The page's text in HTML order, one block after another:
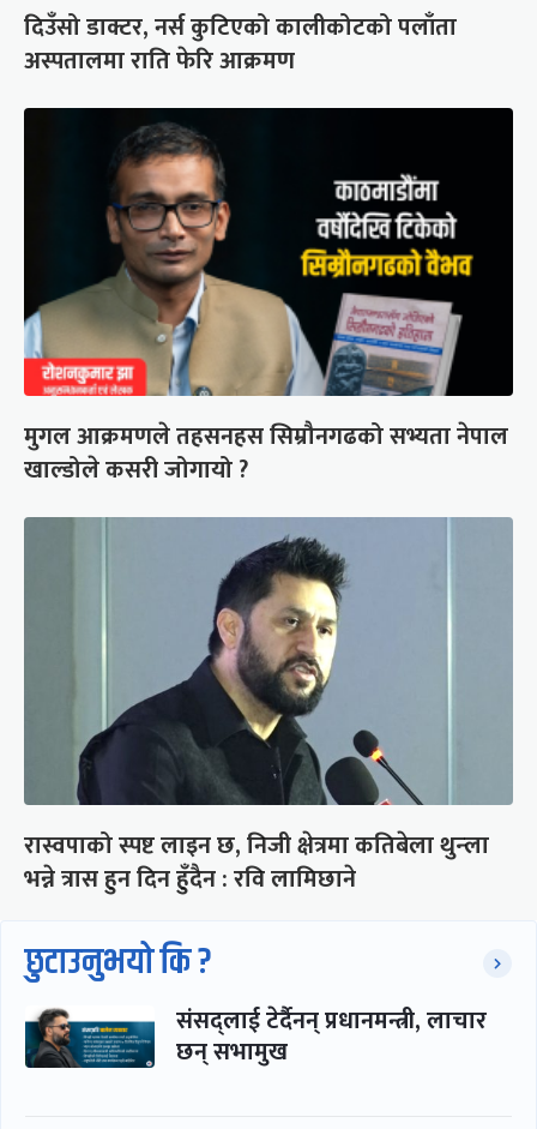
दिउँसो डाक्टर, नर्स कुटिएको कालीकोटको पलाँता
अस्पतालमा राति फेरि आक्रमण
मुगल आक्रमणले तहसनहस सिम्रौनगढको सभ्यता नेपाल
खाल्डोले कसरी जोगायो ?
रास्वपाको स्पष्ट लाइन छ, निजी क्षेत्रमा कतिबेला थुन्ला
भन्ने त्रास हुन दिन हुँदैन : रवि लामिछाने
छुटाउनुभयो कि ?
संसद्लाई टेर्दैनन् प्रधानमन्त्री, लाचार
छन् सभामुख